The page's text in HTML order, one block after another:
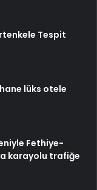
Tespit
lüks otele
Fethiye-
karayolu trafiğe